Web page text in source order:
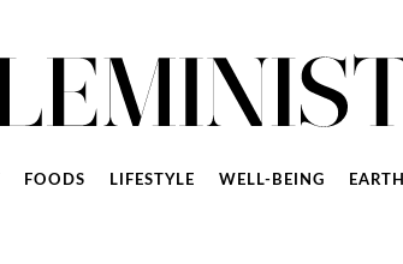
FOODS LIFESTYLE WELL-BEING EARTH